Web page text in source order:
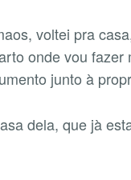
voltei pra
onde vou fazer
junto à
dela, que jà